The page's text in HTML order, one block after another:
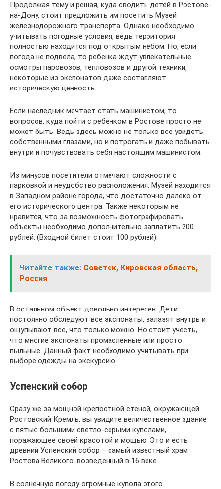
Продолжая тему и решая, куда сводить детей в Ростове-
на-Дону, стоит предложить им посетить Музей
железнодорожного транспорта. Однако необходимо
учитывать погодные условия, ведь территория
полностью находится под открытым небом. Но, если
погода не подвела, то ребенка ждут увлекательные
осмотры паровозов, тепловозов и другой техники,
некоторые из экспонатов даже составляют
историческую ценность.
Если наследник мечтает стать машинистом, то
вопросов, куда пойти с ребенком в Ростове просто не
может быть. Ведь здесь можно не только все увидеть
собственными глазами, но и потрогать и даже побывать
внутри и почувствовать себя настоящим машинистом.
Из минусов посетители отмечают сложности с
парковкой и неудобство расположения. Музей находится
в Западном районе города, что достаточно далеко от
его исторического центра. Также некоторым не
нравится, что за возможность фотографировать
объекты необходимо дополнительно заплатить 200
рублей. (Входной билет стоит 100 рублей).
Читайте также: Советск, Кировская область,
Россия
В остальном объект довольно интересен. Дети
постоянно обследуют все экспонаты, залазят внутрь и
ощупывают все, что только можно. Но стоит учесть,
что многие экспонаты промасленные или просто
пыльные. Данный факт необходимо учитывать при
выборе одежды на экскурсию.
Успенский собор
Сразу же за мощной крепостной стеной, окружающей
Ростовский Кремль, вы увидите величественное здание
с пятью большими светло-серыми куполами,
поражающее своей красотой и мощью. Это и есть
древний Успенский собор – самый известный храм
Ростова Великого, возведенный в 16 веке.
В солнечную погоду огромные купола этого